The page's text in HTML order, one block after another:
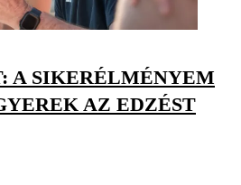
A SIKERÉLMÉNYEM
AZ EDZÉST